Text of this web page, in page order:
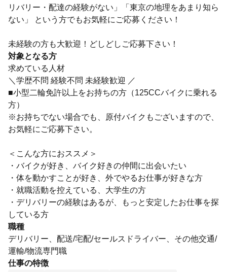
リバリー・配達の経験がない」「東京の地理をあまり知ら
ない」 という方でもお気軽にご応募ください！
未経験の方も大歓迎！どしどしご応募下さい！
対象となる方
求めている人材
＼学歴不問 経験不問 未経験歓迎 ／
■小型二輪免許以上をお持ちの方（125CCバイクに乗れる
方）
※お持ちでない場合でも、原付バイクもございますので、
お気軽にご応募下さい。
＜こんな方におススメ＞
・バイクが好き、バイク好きの仲間に出会いたい
・体を動かすことが好き、外でやるお仕事が好きな方
・就職活動を控えている、大学生の方
・デリバリーの経験はあるが、もっと安定したお仕事を探
している方
職種
デリバリー、配送/宅配/セールスドライバー、その他交通/
運輸/物流専門職
仕事の特徴